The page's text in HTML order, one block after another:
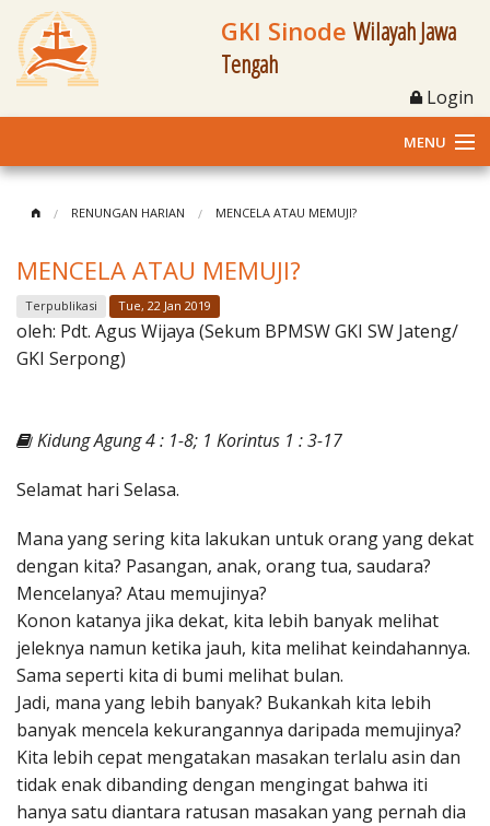
GKI Sinode Wilayah Jawa
Tengah
Login
MENU
Klasis dan Jemaat
Berita Kegiatan
Materi
RENUNGAN HARIAN MENCELA ATAU MEMUJI?
MENCELA ATAU MEMUJI?
Terpublikasi Tue, 22 Jan 2019
oleh: Pdt. Agus Wijaya (Sekum BPMSW GKI SW Jateng/
GKI Serpong)
Kidung Agung 4 : 1-8; 1 Korintus 1 : 3-17
Selamat hari Selasa.
Mana yang sering kita lakukan untuk orang yang dekat
dengan kita? Pasangan, anak, orang tua, saudara?
Mencelanya? Atau memujinya?
Konon katanya jika dekat, kita lebih banyak melihat
jeleknya namun ketika jauh, kita melihat keindahannya.
Sama seperti kita di bumi melihat bulan.
Jadi, mana yang lebih banyak? Bukankah kita lebih
banyak mencela kekurangannya daripada memujinya?
Kita lebih cepat mengatakan masakan terlalu asin dan
tidak enak dibanding dengan mengingat bahwa iti
hanya satu diantara ratusan masakan yang pernah dia